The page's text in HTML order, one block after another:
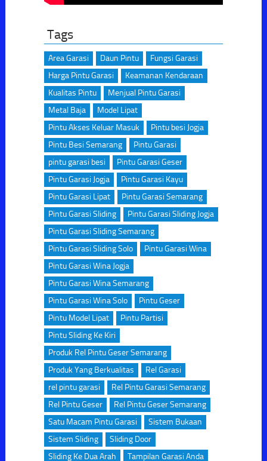
Tags
Area Garasi Daun Pintu
Fungsi Garasi
Harga Pintu Garasi
Keamanan Kendaraan
Kualitas Pintu
Menjual Pintu Garasi
Metal Baja
Model Lipat
Pintu Akses Keluar Masuk
Pintu besi Jogja
Pintu Besi Semarang
Pintu Garasi
pintu garasi besi
Pintu Garasi Geser
Pintu Garasi Jogja
Pintu Garasi Kayu
Pintu Garasi Lipat
Pintu Garasi Semarang
Pintu Garasi Sliding
Pintu Garasi Sliding Jogja
Pintu Garasi Sliding Semarang
Pintu Garasi Sliding Solo
Pintu Garasi Wina
Pintu Garasi Wina Jogja
Pintu Garasi Wina Semarang
Pintu Garasi Wina Solo
Pintu Geser
Pintu Model Lipat
Pintu Partisi
Pintu Sliding Ke Kiri
Produk Rel Pintu Geser Semarang
Produk Yang Berkualitas
Rel Garasi
rel pintu garasi
Rel Pintu Garasi Semarang
Rel Pintu Geser
Rel Pintu Geser Semarang
Satu Macam Pintu Garasi
Sistem Bukaan
Sistem Sliding
Sliding Door
Sliding Ke Dua Arah
Tampilan Garasi Anda